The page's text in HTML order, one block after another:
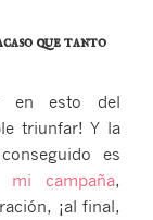
que tanto
en esto del
triunfar! Y la
es
mi campaña,
¡al final,